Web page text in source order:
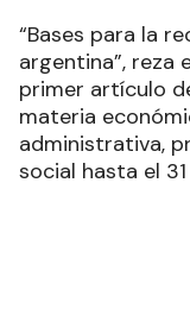
“Bases para la
argentina”, reza
primer artículo
materia
administrativa,
social hasta el